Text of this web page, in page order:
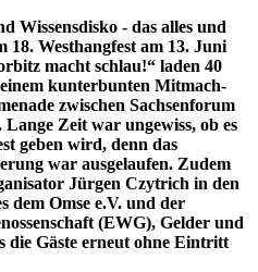
Wissensdisko - das alles und
18. Westhangfest am 13. Juni
macht schlau!“ laden 40
kunterbunten Mitmach-
zwischen Sachsenforum
Zeit war ungewiss, ob es
geben wird, denn das
war ausgelaufen. Zudem
Jürgen Czytrich in den
dem Omse e.V. und der
(EWG), Gelder und
die Gäste erneut ohne Eintritt